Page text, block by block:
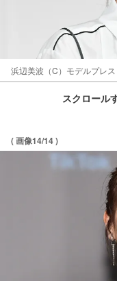
浜辺美波（C）モデルプレス
スクロール
( 画像14/14 )